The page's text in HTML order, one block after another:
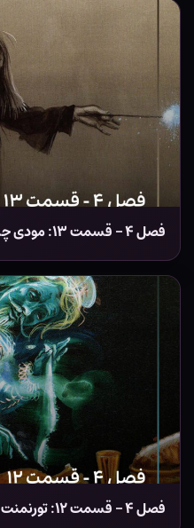
فصل ۴ – قسمت ۱۳: مودی چشم باباقوری
فصل ۴ – قسمت ۱۲: تورنمنت سه جادوگر